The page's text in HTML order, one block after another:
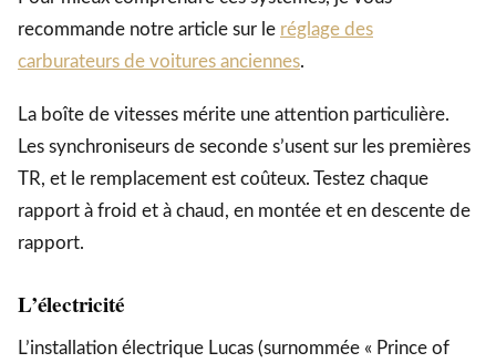
recommande notre article sur le réglage des
carburateurs de voitures anciennes.
La boîte de vitesses mérite une attention particulière.
Les synchroniseurs de seconde s’usent sur les premières
TR, et le remplacement est coûteux. Testez chaque
rapport à froid et à chaud, en montée et en descente de
rapport.
L’électricité
L’installation électrique Lucas (surnommée « Prince of